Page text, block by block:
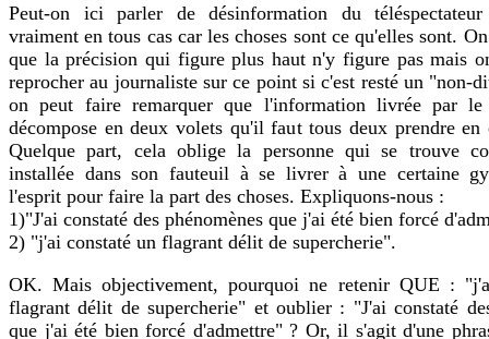
Peut-on ici parler de désinformation du
vraiment en tous cas car les choses sont ce qu'elles sont.
que la précision qui figure plus haut n'y figure pas mais
reprocher au journaliste sur ce point si c'est resté un "non-
on peut faire remarquer que l'information livrée par le
décompose en deux volets qu'il faut tous deux prendre en
Quelque part, cela oblige la personne qui se trouve
installée dans son fauteuil à se livrer à une certaine
l'esprit pour faire la part des choses. Expliquons-nous :
1)"J'ai constaté des phénomènes que j'ai été bien forcé
2) "j'ai constaté un flagrant délit de supercherie".
OK. Mais objectivement, pourquoi ne retenir QUE :
flagrant délit de supercherie" et oublier : "J'ai constaté
que j'ai été bien forcé d'admettre" ? Or, il s'agit d'une